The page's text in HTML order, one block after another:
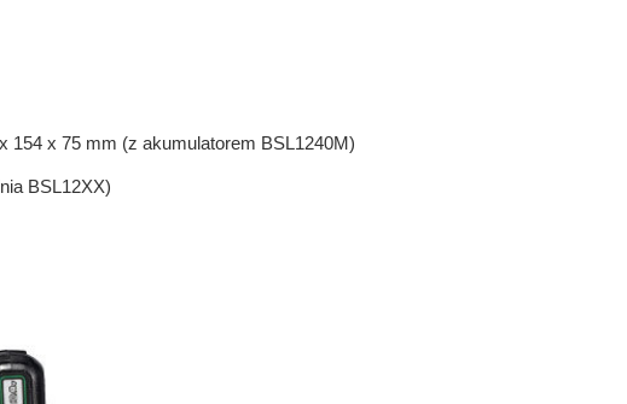
154 x 75 mm (z akumulatorem BSL1240M)
BSL12XX)